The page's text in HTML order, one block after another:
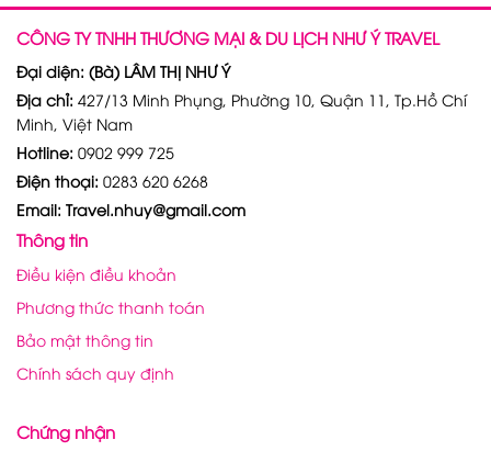
CÔNG TY TNHH THƯƠNG MẠI & DU LỊCH NHƯ Ý TRAVEL
Đại diện: (Bà) LÂM THỊ NHƯ Ý
Địa chỉ: 427/13 Minh Phụng, Phường 10, Quận 11, Tp.Hồ Chí
Minh, Việt Nam
Hotline: 0902 999 725
Điện thoại: 0283 620 6268
Email: Travel.nhuy@gmail.com
Thông tin
Điều kiện điều khoản
Phương thức thanh toán
Bảo mật thông tin
Chính sách quy định
Chứng nhận